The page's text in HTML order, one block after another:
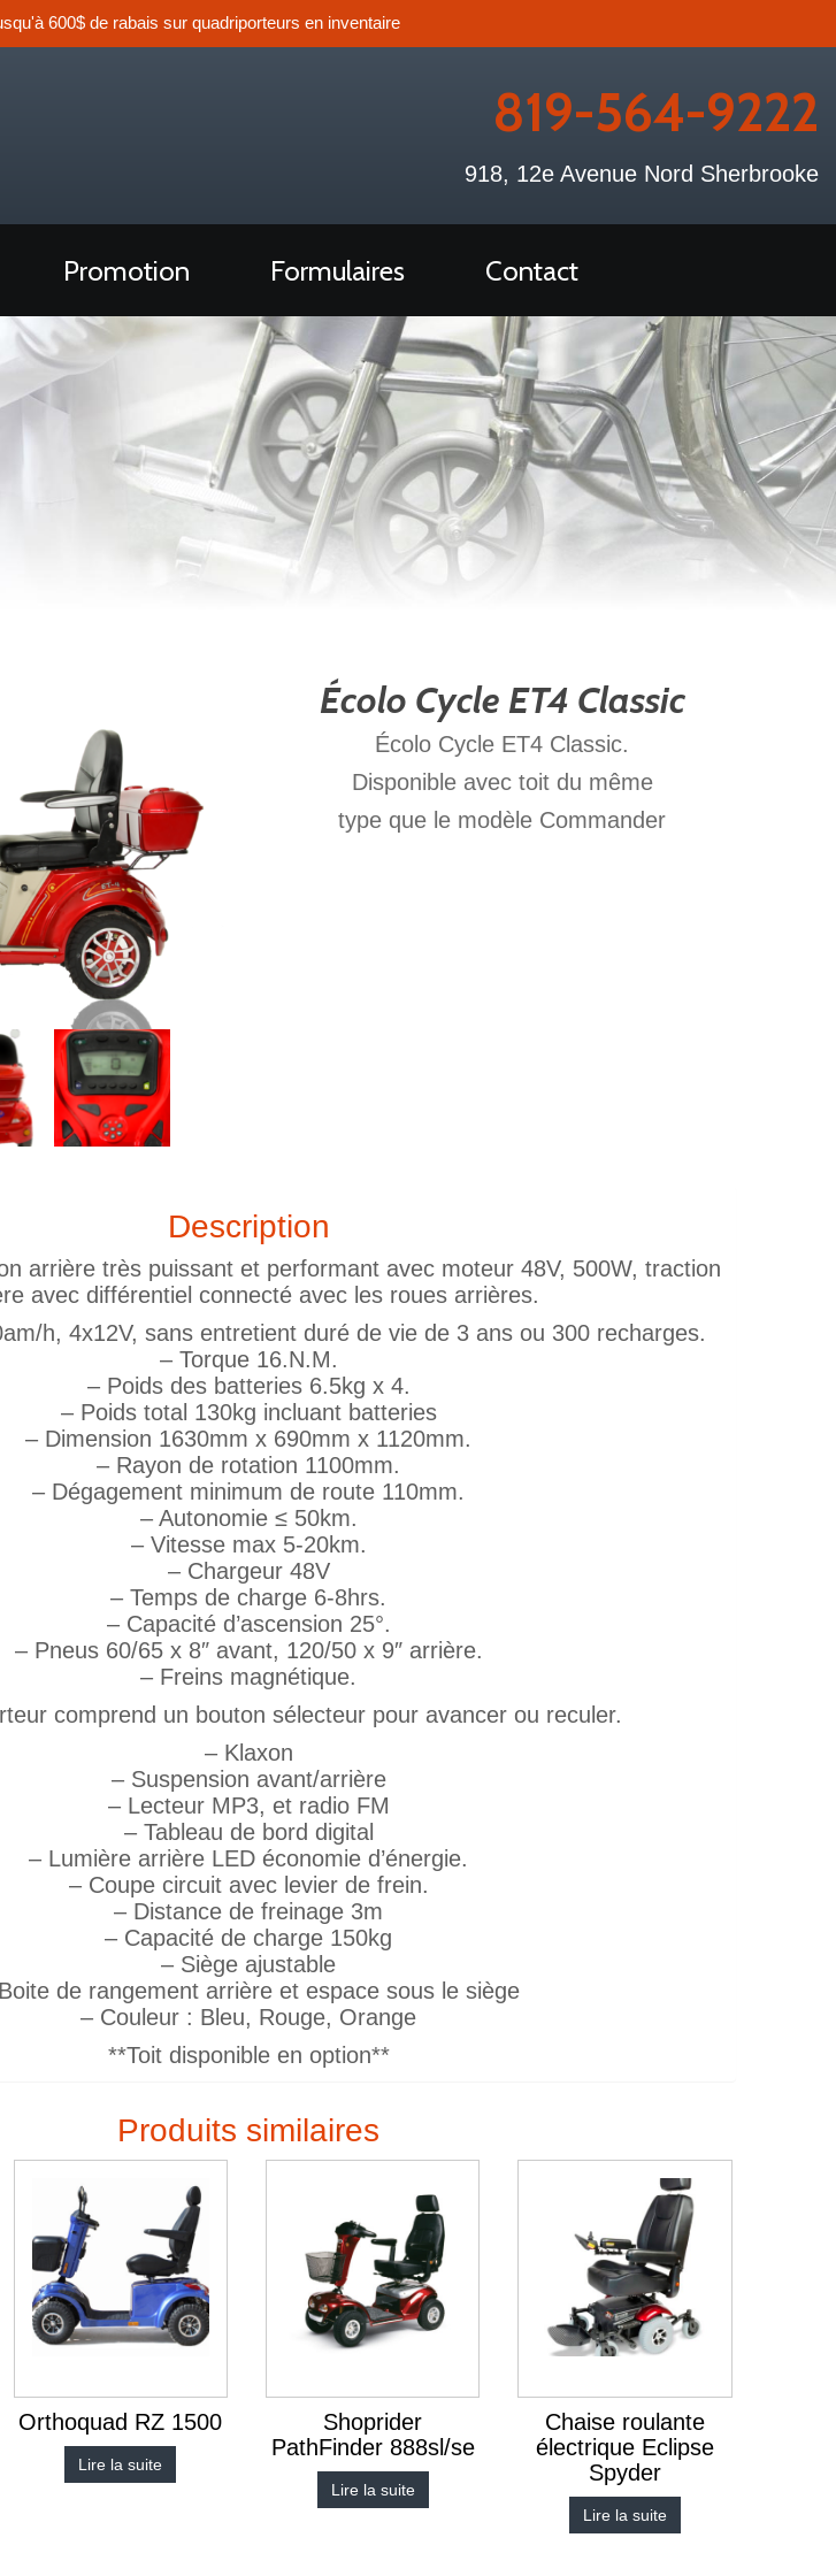
600$ de rabais sur quadriporteurs en inventaire
819-564-9222
918, 12e Avenue Nord Sherbrooke
Promotion Formulaires Contact
Écolo Cycle ET4 Classic
Écolo Cycle ET4 Classic.
Disponible avec toit du même
type que le modèle Commander
Description
arrière très puissant et performant avec moteur 48V, 500W, traction
avec différentiel connecté avec les roues arrières.
h, 4x12V, sans entretient duré de vie de 3 ans ou 300 recharges.
– Torque 16.N.M.
– Poids des batteries 6.5kg x 4.
– Poids total 130kg incluant batteries
– Dimension 1630mm x 690mm x 1120mm.
– Rayon de rotation 1100mm.
– Dégagement minimum de route 110mm.
– Autonomie ≤ 50km.
– Vitesse max 5-20km.
– Chargeur 48V
– Temps de charge 6-8hrs.
– Capacité d’ascension 25°.
– Pneus 60/65 x 8″ avant, 120/50 x 9″ arrière.
– Freins magnétique.
comprend un bouton sélecteur pour avancer ou reculer.
– Klaxon
– Suspension avant/arrière
– Lecteur MP3, et radio FM
– Tableau de bord digital
– Lumière arrière LED économie d’énergie.
– Coupe circuit avec levier de frein.
– Distance de freinage 3m
– Capacité de charge 150kg
– Siège ajustable
de rangement arrière et espace sous le siège
– Couleur : Bleu, Rouge, Orange
**Toit disponible en option**
Produits similaires
Orthoquad RZ 1500
Lire la suite
Shoprider
PathFinder 888sl/se
Lire la suite
Chaise roulante
électrique Eclipse
Spyder
Lire la suite